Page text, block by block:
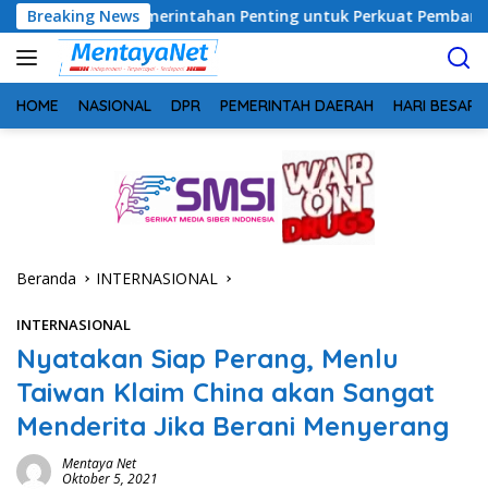
Langsung
ke
konten
Breaking NewsPenting untuk Perkuat Pembangunan Desa
HOME NASIONAL DPR PEMERINTAH DAERAH HARI BESAR
Beranda INTERNASIONAL
INTERNASIONAL
Nyatakan Siap Perang, Menlu
Taiwan Klaim China akan Sangat
Menderita Jika Berani Menyerang
Mentaya Net
Oktober 5, 2021